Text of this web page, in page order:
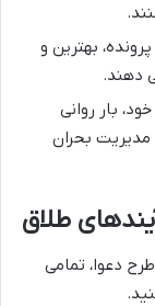
بهترین و
دهند.
بار روانی
مدیریت بحران
طلاق
دعوا، تمامی